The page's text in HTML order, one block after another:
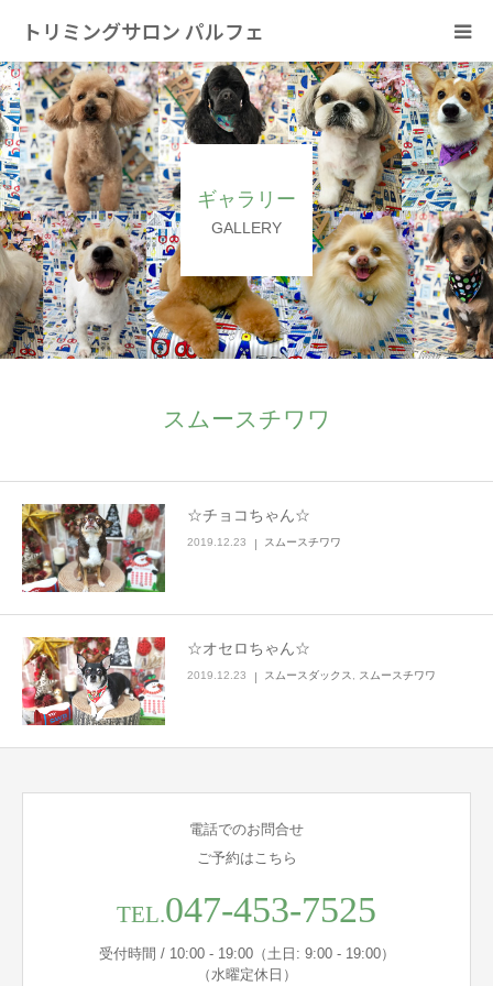
トリミングサロン パルフェ
ギャラリー
GALLERY
スムースチワワ
☆チョコちゃん☆
2019.12.23 スムースチワワ
☆オセロちゃん☆
2019.12.23 スムースダックス スムースチワワ
電話でのお問合せ
ご予約はこちら
TEL.047-453-7525
受付時間 / 10:00 - 19:00（土日: 9:00 - 19:00）
（水曜定休日）
HOME
トリミング
ホテル
スタッフ
SNS/リンク